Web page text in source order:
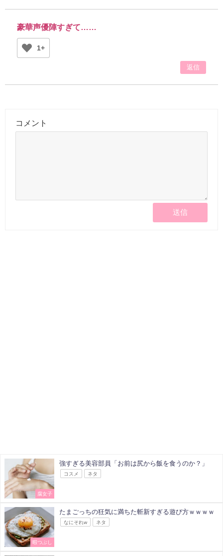
豪華声優陣すぎて……
1+
返信
コメント
腐女子
強すぎる美容部員「お前は尻から飯を食うのか？」
コスメ ネタ
暇つぶし
たまごっちの狂気に満ちた斬新すぎる遊び方ｗｗｗｗ
なにそれw ネタ